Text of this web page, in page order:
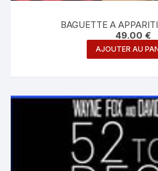
BAGUETTE A
49.00 €
AJOUTER AU